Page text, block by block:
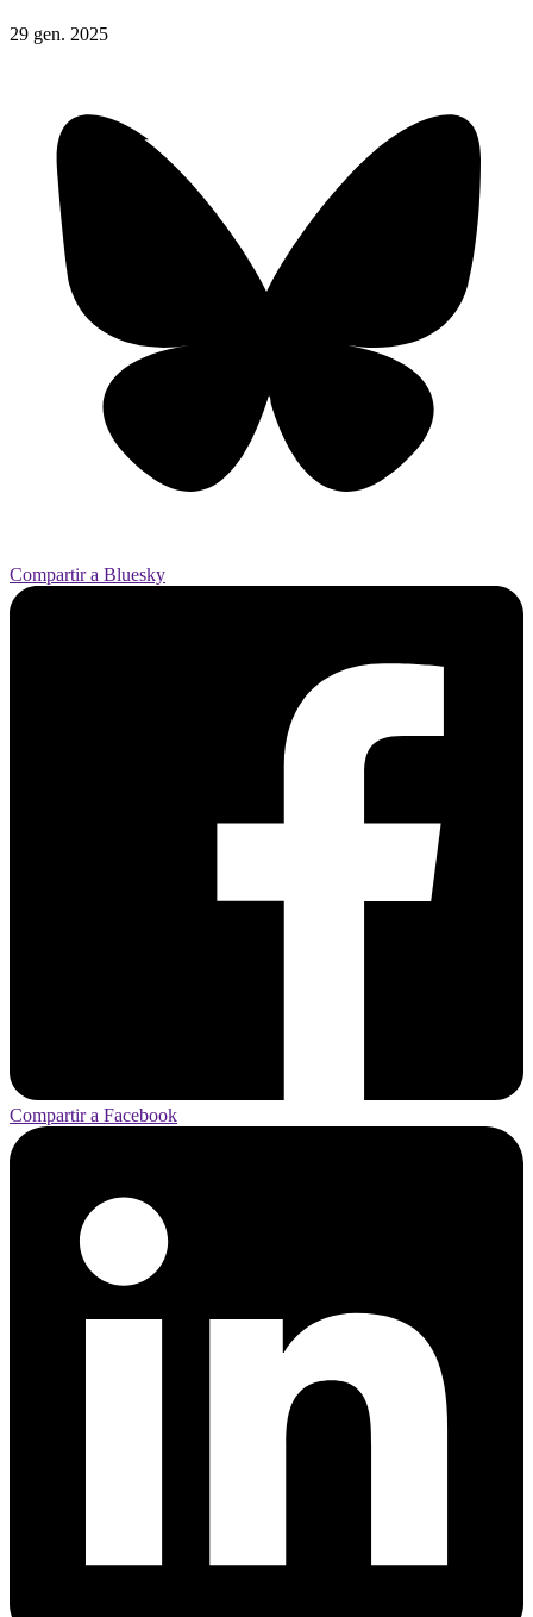
29 gen. 2025
Compartir a Bluesky
Compartir a Facebook